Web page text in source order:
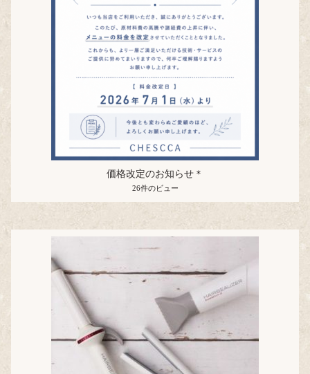
価格改定のお知らせ＊
26件のビュー